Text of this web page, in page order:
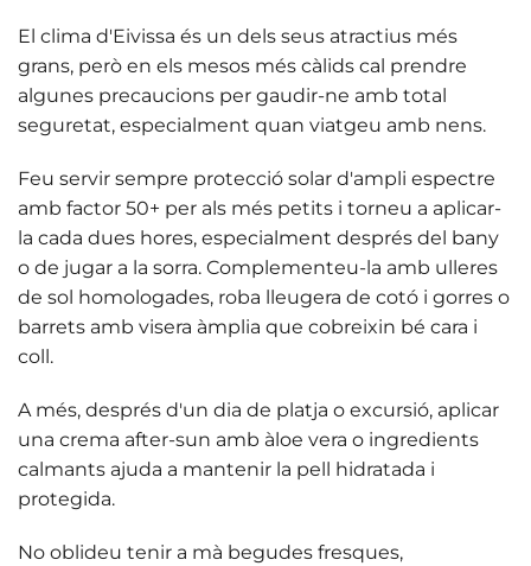
El clima d'Eivissa és un dels seus atractius més
grans, però en els mesos més càlids cal prendre
algunes precaucions per gaudir-ne amb total
seguretat, especialment quan viatgeu amb nens.
Feu servir sempre protecció solar d'ampli espectre
amb factor 50+ per als més petits i torneu a aplicar-
la cada dues hores, especialment després del bany
o de jugar a la sorra. Complementeu-la amb ulleres
de sol homologades, roba lleugera de cotó i gorres o
barrets amb visera àmplia que cobreixin bé cara i
coll.
A més, després d'un dia de platja o excursió, aplicar
una crema after-sun amb àloe vera o ingredients
calmants ajuda a mantenir la pell hidratada i
protegida.
No oblideu tenir a mà begudes fresques,